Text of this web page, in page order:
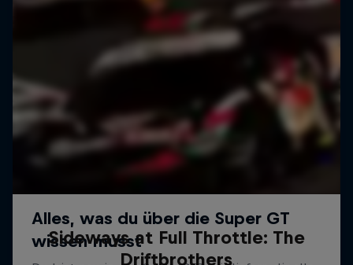
Sideways at Full Throttle: The
Driftbrothers